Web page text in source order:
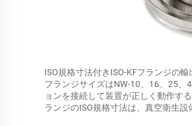
ISO規格寸法付きISO-KFフランジの
フランジサイズはNW-10、16、25
ョンを接続して装置が正しく動作す
ランジのISO規格寸法は、真空衛生設